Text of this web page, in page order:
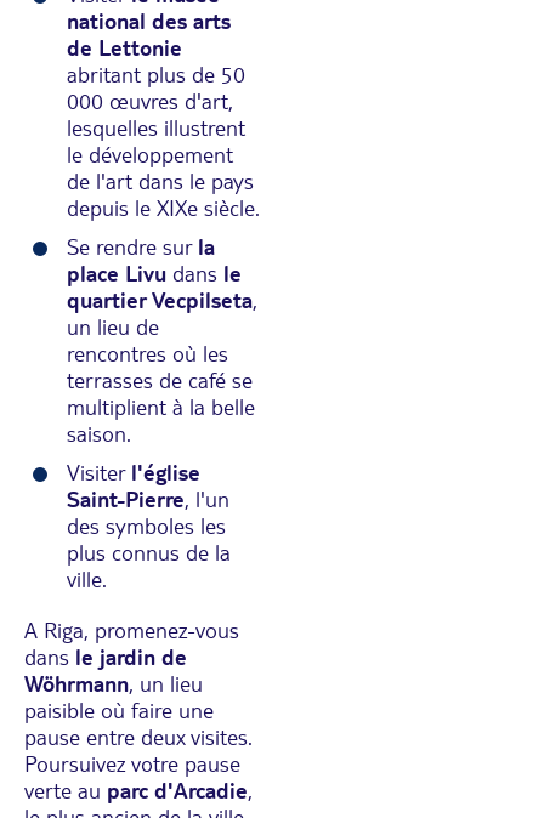
national des arts
de Lettonie
abritant plus de 50
000 œuvres d'art,
lesquelles illustrent
le développement
de l'art dans le pays
depuis le XIXe siècle.
Se rendre sur la
place Livu dans le
quartier Vecpilseta,
un lieu de
rencontres où les
terrasses de café se
multiplient à la belle
saison.
Visiter l'église
Saint-Pierre, l'un
des symboles les
plus connus de la
ville.
A Riga, promenez-vous
dans le jardin de
Wöhrmann, un lieu
paisible où faire une
pause entre deux visites.
Poursuivez votre pause
verte au parc d'Arcadie,